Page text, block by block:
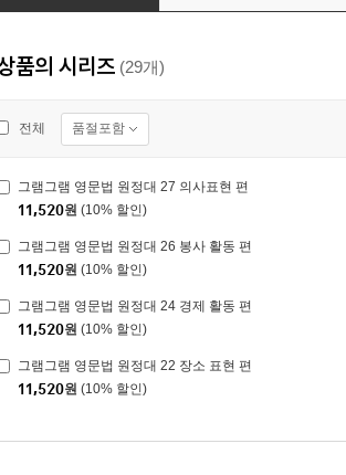
품의 시리즈 (29개)
전체 품절포함
그램그램 영문법 원정대 27 의사표현 편
11,520원 (10% 할인)
그램그램 영문법 원정대 26 봉사 활동 편
11,520원 (10% 할인)
그램그램 영문법 원정대 24 경제 활동 편
11,520원 (10% 할인)
그램그램 영문법 원정대 22 장소 표현 편
11,520원 (10% 할인)